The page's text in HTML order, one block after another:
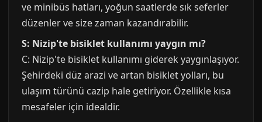
ve minibüs hatları, yoğun saatlerde sık seferler
düzenler ve size zaman kazandırabilir.
S: Nizip'te bisiklet kullanımı yaygın mı?
C: Nizip'te bisiklet kullanımı giderek yaygınlaşıyor.
Şehirdeki düz arazi ve artan bisiklet yolları, bu
ulaşım türünü cazip hale getiriyor. Özellikle kısa
mesafeler için idealdir.